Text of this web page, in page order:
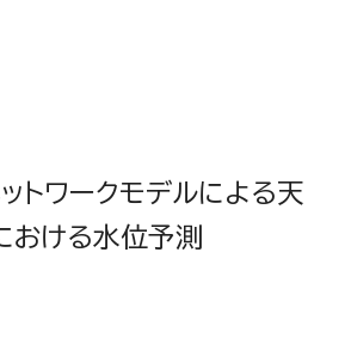
トワークモデルによる天
おける水位予測